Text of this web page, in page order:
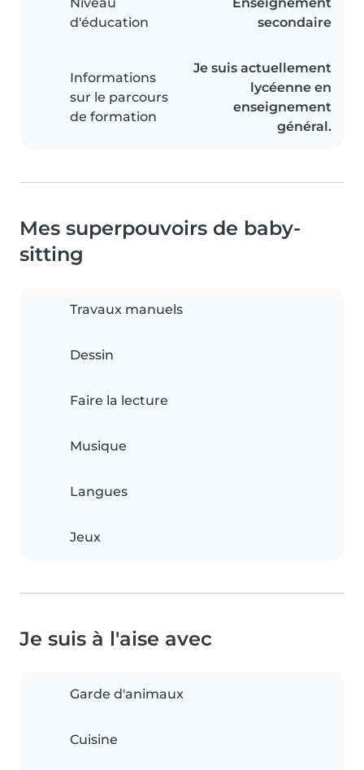
d'éducation
secondaire
Informations
sur le parcours
de formation
Je suis actuellement
lycéenne en
enseignement
général.
Mes superpouvoirs de baby-
sitting
Travaux manuels
Dessin
Faire la lecture
Musique
Langues
Jeux
Je suis à l'aise avec
Garde d'animaux
Cuisine